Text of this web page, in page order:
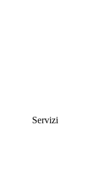
Servizi